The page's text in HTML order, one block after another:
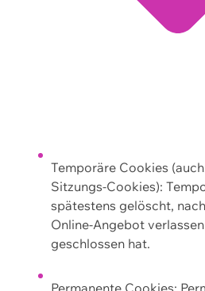
Temporäre Cookies
Sitzungs-Cookies):
spätestens gelöscht,
Online-Angebot
geschlossen hat.